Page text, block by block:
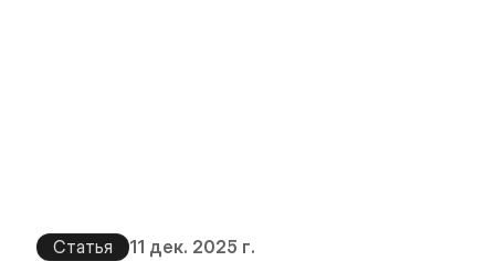
Статья 11 дек. 2025 г.